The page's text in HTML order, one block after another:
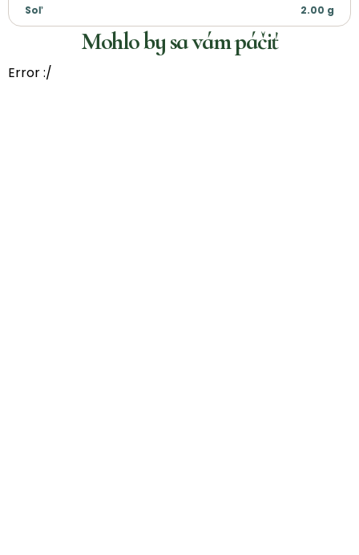
Soľ 2.00 g
Mohlo by sa vám páčiť
Error :/